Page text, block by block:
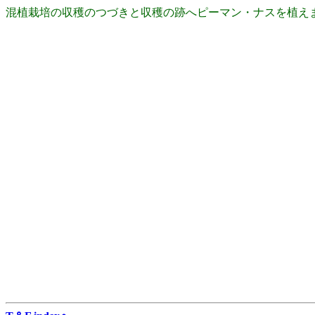
混植栽培の収穫のつづきと収穫の跡へピーマン・ナスを植え